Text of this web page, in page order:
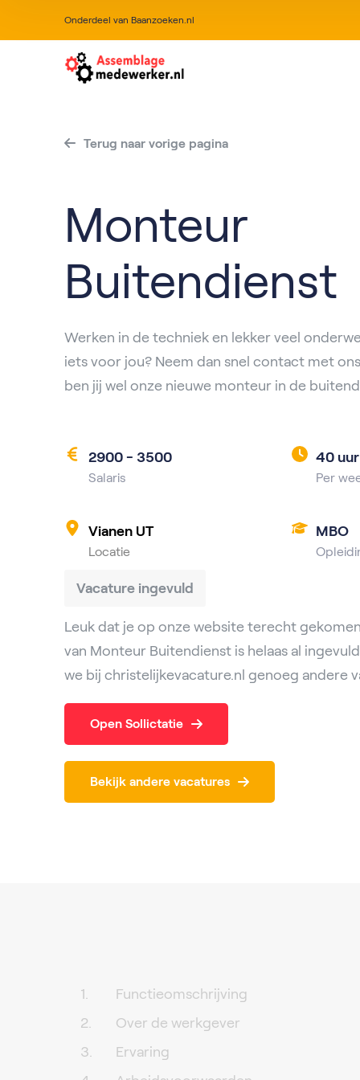
Onderdeel van Baanzoeken.nl
Terug naar vorige pagina
Monteur
Buitendienst
Werken in de techniek en lekker veel
iets voor jou? Neem dan snel contact met
ben jij wel onze nieuwe monteur in de
2900 - 3500
Salaris
40 uur
Per
Vianen UT
Locatie
MBO
Vacature ingevuld
Leuk dat je op onze website terecht
van Monteur Buitendienst is helaas al
we bij christelijkevacature.nl genoeg andere
Open Sollictatie
Bekijk andere vacatures
Functieomschrijving
Over de werkgever
Ervaring